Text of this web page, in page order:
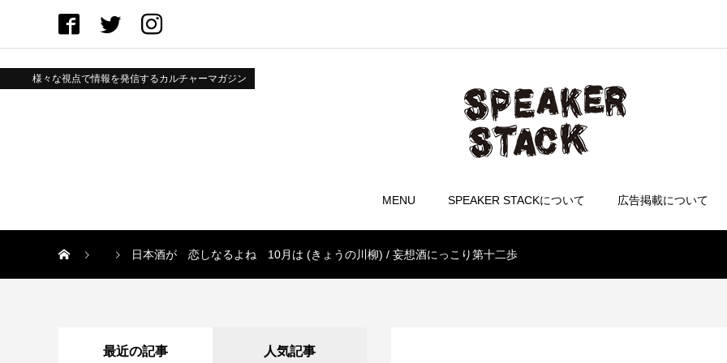
様々な視点で情報を発信するカルチャーマガジン
MENU SPEAKER STACKについて 広告掲載について
日本酒が 恋しなるよね 10月は (きょうの川柳) / 妄想酒にっこり第十二歩
最近の記事 人気記事